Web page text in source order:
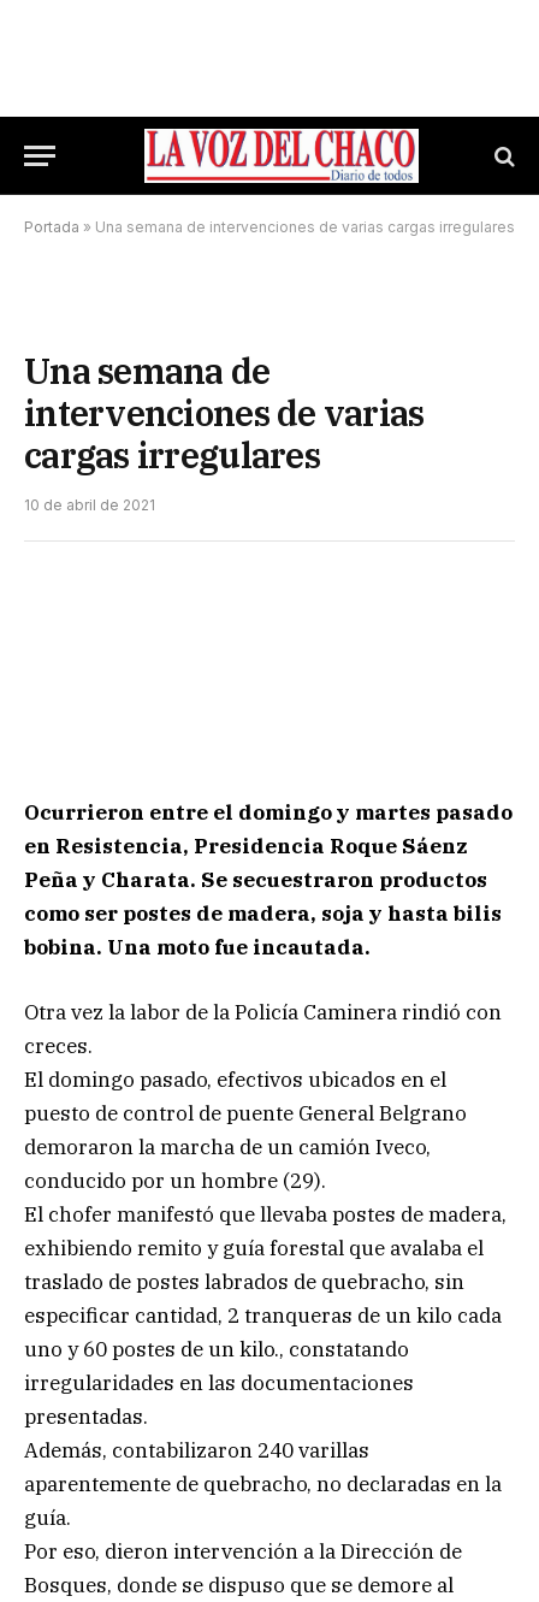
Portada » Una semana de intervenciones de varias cargas irregulares
Una semana de
intervenciones de varias
cargas irregulares
10 de abril de 2021
Ocurrieron entre el domingo y martes pasado
en Resistencia, Presidencia Roque Sáenz
Peña y Charata. Se secuestraron productos
como ser postes de madera, soja y hasta bilis
bobina. Una moto fue incautada.
Otra vez la labor de la Policía Caminera rindió con
creces.
El domingo pasado, efectivos ubicados en el
puesto de control de puente General Belgrano
demoraron la marcha de un camión Iveco,
conducido por un hombre (29).
El chofer manifestó que llevaba postes de madera,
exhibiendo remito y guía forestal que avalaba el
traslado de postes labrados de quebracho, sin
especificar cantidad, 2 tranqueras de un kilo cada
uno y 60 postes de un kilo., constatando
irregularidades en las documentaciones
presentadas.
Además, contabilizaron 240 varillas
aparentemente de quebracho, no declaradas en la
guía.
Por eso, dieron intervención a la Dirección de
Bosques, donde se dispuso que se demore al